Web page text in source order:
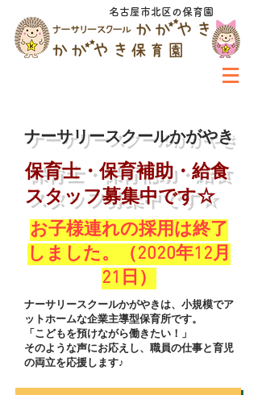
名古屋市北区の保育園
​ナーサリースクールかがやき
​保育士・保育補助・給食
スタッフ募集中です☆
お子様連れの採用は終了
しました。（2020年12月
21日）
​ナーサリースクールかがやきは、小規模でア
ットホームな企業主導型保育所です。
「こどもを預けながら働きたい！」
​そのような声にお応えし、職員の仕事と育児
の両立を応援します♪